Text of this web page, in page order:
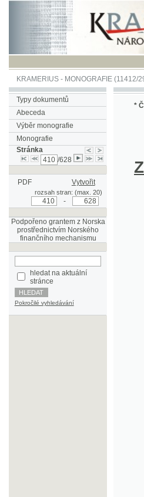
KRAMERIUS-MONOGRAFIE(11412/
Typy dokumentů
Abeceda
Výběr monografie
Monografie
Stránka
/628
PDF Vytvořit
rozsah stran: (max. 20)
Podpořeno grantem z Norska
prostřednictvím Norského
finančního mechanismu
stránce
Pokročilé vyhledávání
* Číslo